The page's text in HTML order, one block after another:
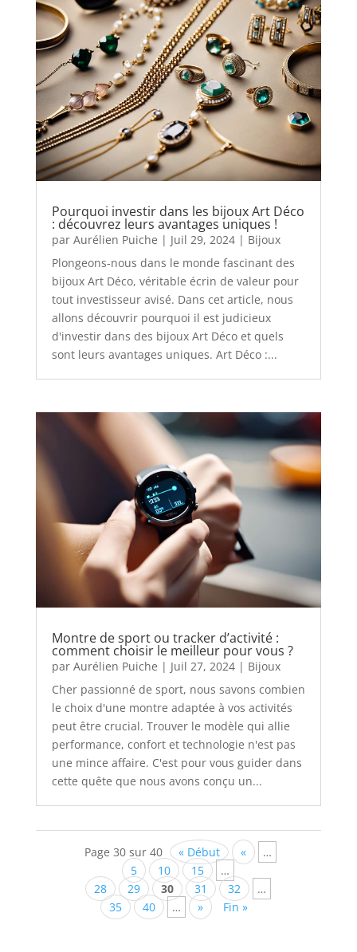
Pourquoi investir dans les bijoux Art Déco
: découvrez leurs avantages uniques !
par Aurélien Puiche | Juil 29, 2024| Bijoux
Plongeons-nous dans le monde fascinant des
bijoux Art Déco, véritable écrin de valeur pour
tout investisseur avisé. Dans cet article, nous
allons découvrir pourquoi il est judicieux
d'investir dans des bijoux Art Déco et quels
sont leurs avantages uniques. Art Déco :...
Montre de sport ou tracker d’activité :
comment choisir le meilleur pour vous ?
par Aurélien Puiche | Juil 27, 2024| Bijoux
Cher passionné de sport, nous savons combien
le choix d'une montre adaptée à vos activités
peut être crucial. Trouver le modèle qui allie
performance, confort et technologie n'est pas
une mince affaire. C'est pour vous guider dans
cette quête que nous avons conçu un...
Page 30 sur 40 « Début «
…
5
10 15
…
28
29 30 31 32
…
35
40 … » Fin »